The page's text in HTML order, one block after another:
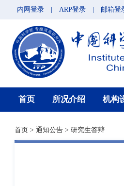
内网登录 ARP登录 邮箱登
首页 所况介绍 机构
首页 > 通知公告 > 研究生答辩